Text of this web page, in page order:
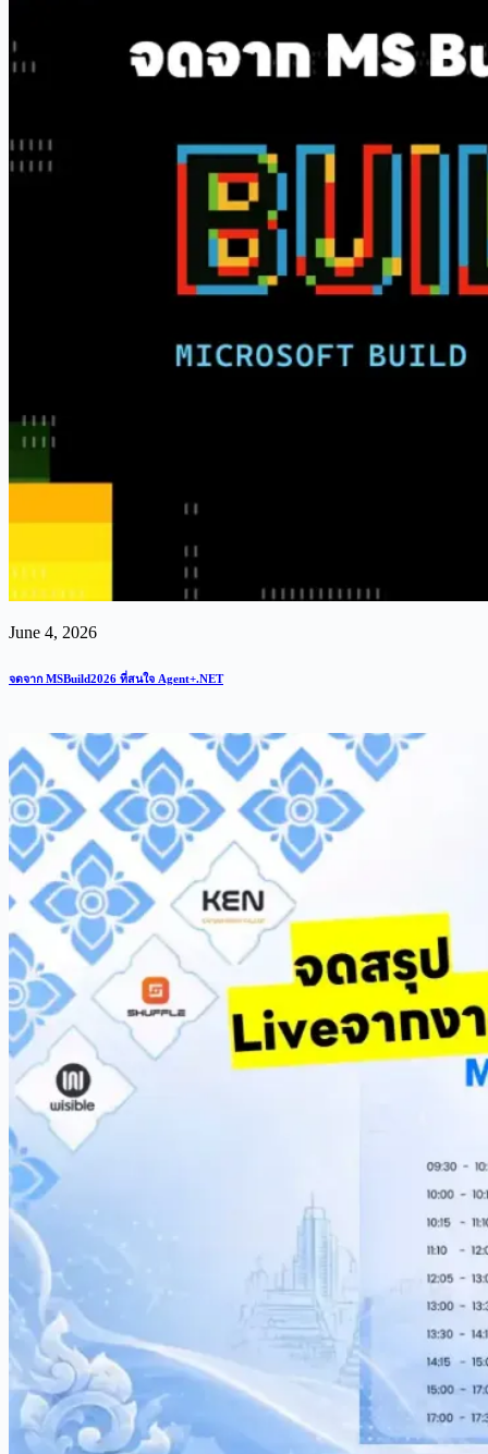
June 4, 2026
จดจาก MSBuild2026 ที่สนใจ Agent+.NET